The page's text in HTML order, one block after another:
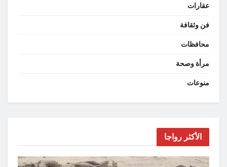
عقارات
فن وثقافة
محافظات
مرأة وصحة
منوعات
الأكثر رواجا